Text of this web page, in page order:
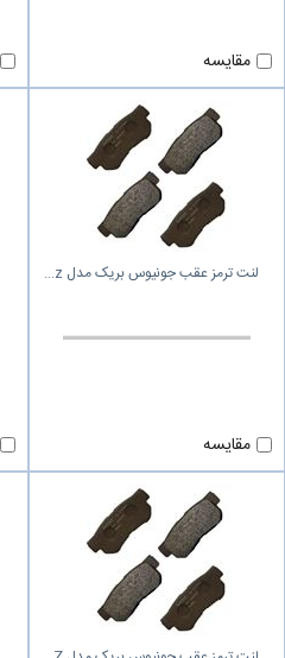
مقایسه
لنت ترمز عقب جونیوس بریک مدل z
مقایسه